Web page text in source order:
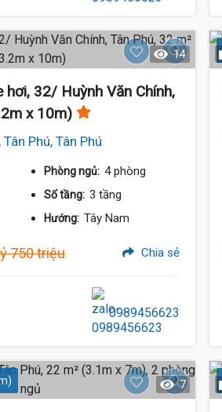
14
hơi, 32/ Huỳnh Văn Chính,
x 10m)
Phú, Tân Phú
Phòng ngủ: 4 phòng
Số tầng: 3 tầng
Hướng: Tây Nam
750 triệu Chia sẻ
0989456623
7